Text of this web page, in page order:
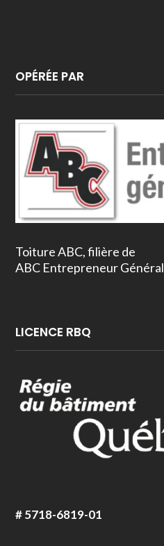
OPÉRÉE PAR
Toiture ABC, filière de
ABC Entrepreneur Général
LICENCE RBQ
# 5718-6819-01